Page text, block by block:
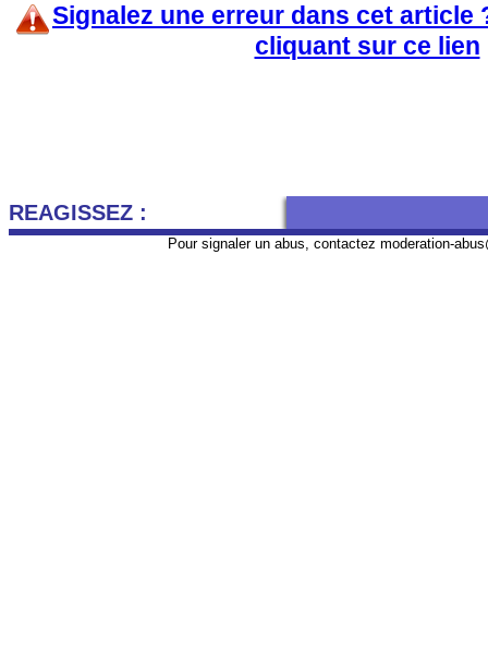
Signalez une erreur dans cet article
cliquant sur ce lien
REAGISSEZ :
Pour signaler un abus, contactez moderation-